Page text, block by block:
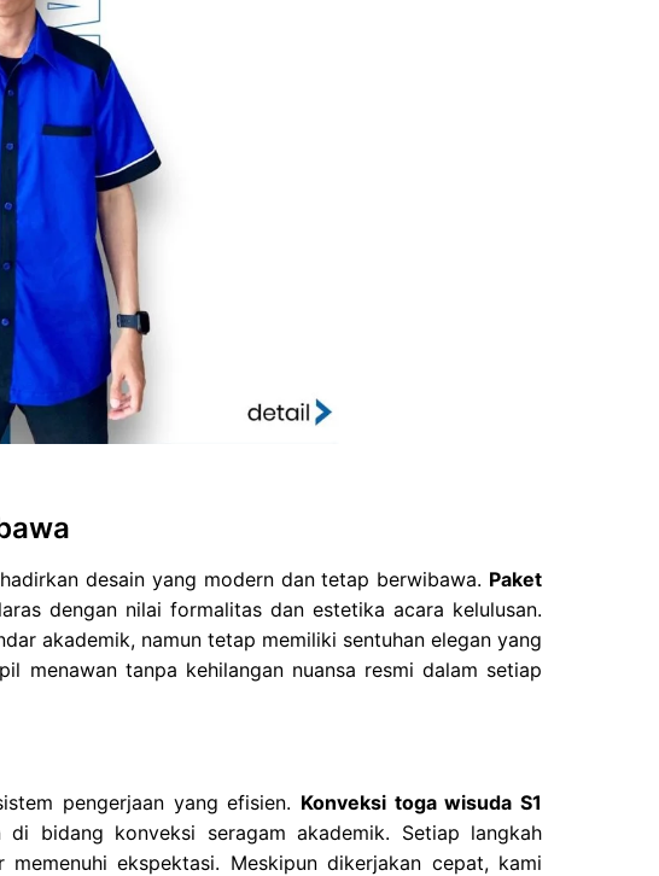
desain yang modern dan tetap berwibawa. Paket
dengan nilai formalitas dan estetika acara kelulusan.
akademik, namun tetap memiliki sentuhan elegan yang
menawan tanpa kehilangan nuansa resmi dalam setiap
pengerjaan yang efisien. Konveksi toga wisuda S1
bidang konveksi seragam akademik. Setiap langkah
ekspektasi. Meskipun dikerjakan cepat, kami